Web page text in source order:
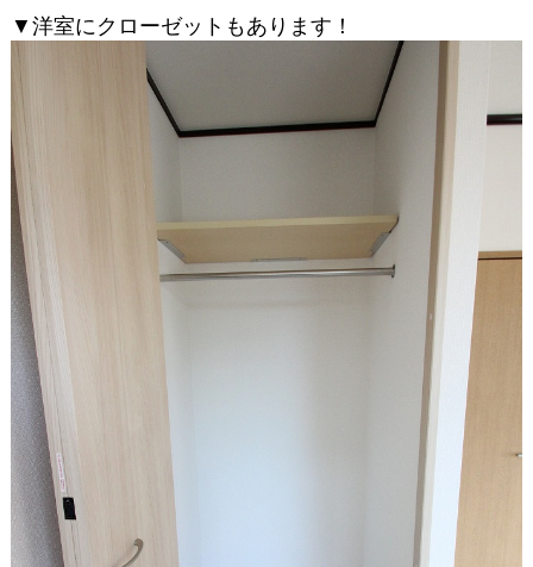
▼洋室にクローゼットもあります！